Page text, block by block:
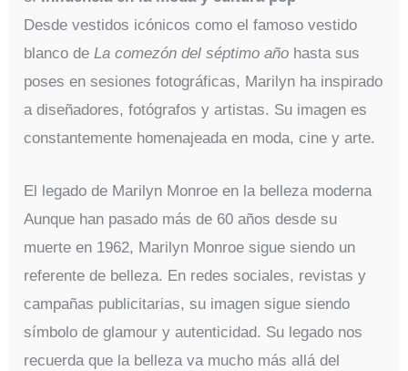
Desde vestidos icónicos como el famoso vestido
blanco deLa comezón del séptimo año hasta sus
poses en sesiones fotográficas, Marilyn ha inspirado
a diseñadores, fotógrafos y artistas. Su imagen es
constantemente homenajeada en moda, cine y arte.
El legado de Marilyn Monroe en la belleza moderna
Aunque han pasado más de 60 años desde su
muerte en 1962, Marilyn Monroe sigue siendo un
referente de belleza. En redes sociales, revistas y
campañas publicitarias, su imagen sigue siendo
símbolo de glamour y autenticidad. Su legado nos
recuerda que la belleza va mucho más allá del